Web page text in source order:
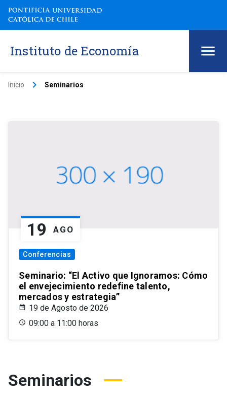
Instituto de Economía
Inicio keyboard_arrow_right Seminarios
19 AGO
Conferencias
Seminario: “El Activo que Ignoramos: Cómo
el envejecimiento redefine talento,
mercados y estrategia”
19 de Agosto de 2026
09:00 a 11:00 horas
Seminarios